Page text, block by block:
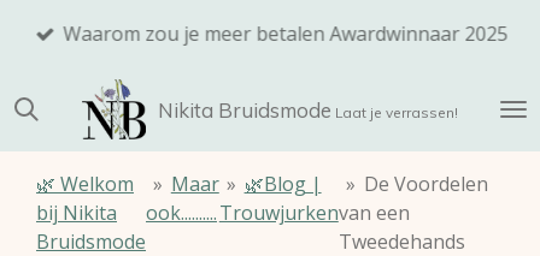
de
hoofdinhoud
Nikita Bruidsmode Laat je verrassen!
Waarom zou je meer betalen Awardwinnaar 2025
🌿 Welkom
bij Nikita
Bruidsmode
» Maar
ook..........
» 🌿Blog |
Trouwjurken
» De Voordelen
van een
Tweedehands